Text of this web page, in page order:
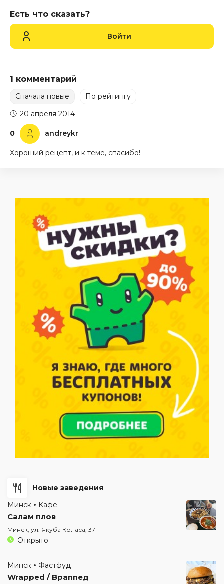
Есть что сказать?
Войти
1 комментарий
Сначала новые По рейтингу
0 andreykr
20 апреля 2014
Хороший рецепт, и к теме, спасибо!
Новые заведения
Минск
Кафе
Салам плов
Минск, ул. Якуба Коласа, 37
Открыто
Минск Фастфуд
Wrapped / Враппед